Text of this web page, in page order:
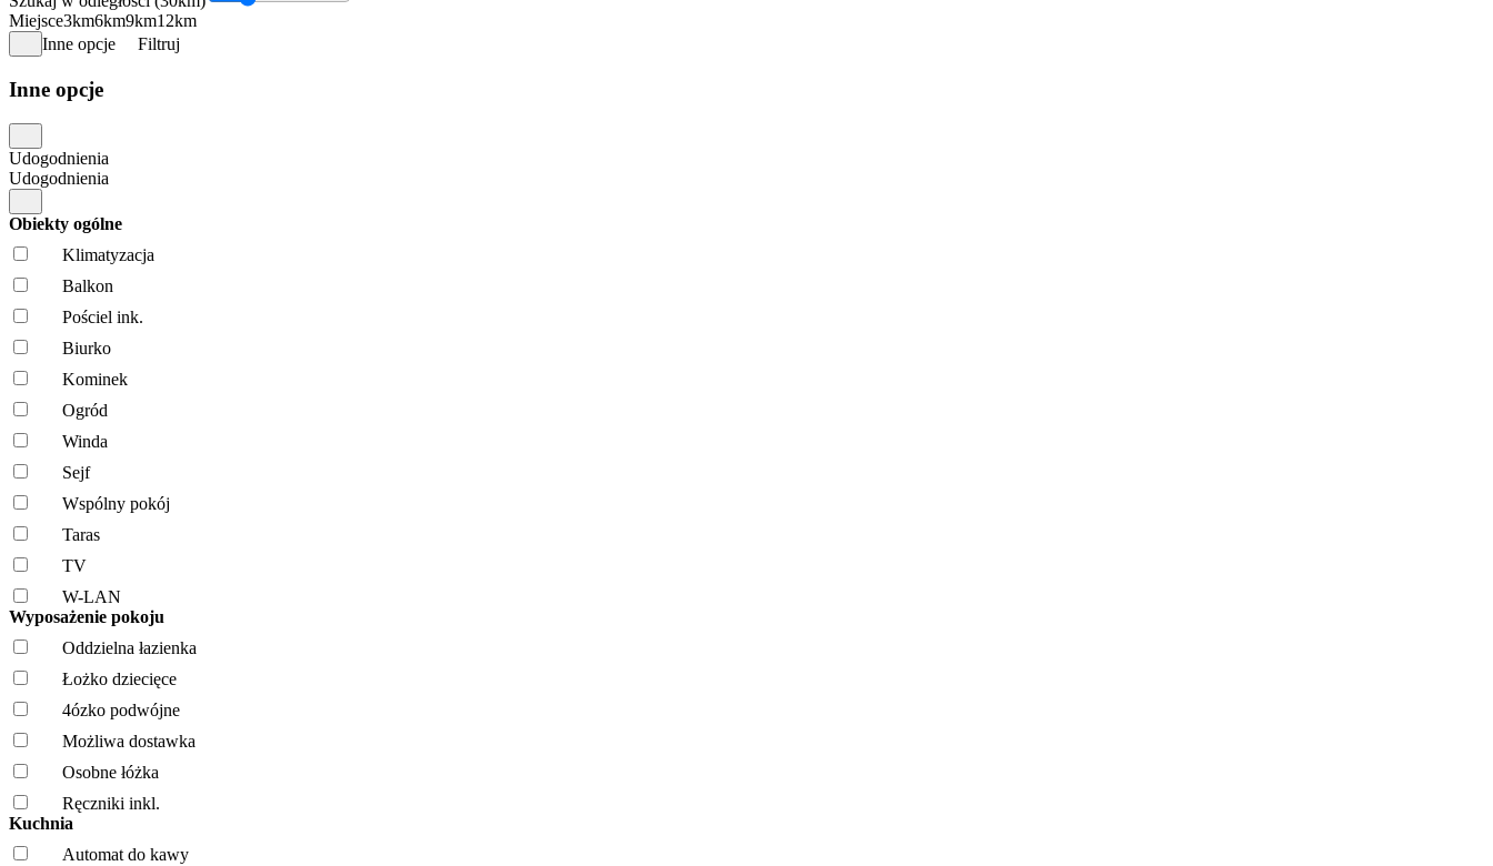
Miejsce3km6km9km12km
Inne opcje
Filtruj
Inne opcje
Udogodnienia
Udogodnienia
Obiekty ogólne
Klimatyzacja
Balkon
Pościel ink.
Biurko
Kominek
Ogród
Winda
Sejf
Wspólny pokój
Taras
TV
W-LAN
Wyposażenie pokoju
Oddzielna łazienka
Łożko dziecięce
4ózko podwójne
Możliwa dostawka
Osobne łóżka
Ręczniki inkl.
Kuchnia
Automat do kawy